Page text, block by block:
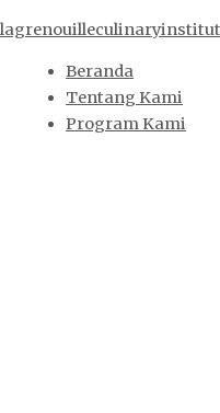
ke
konten
Beranda
Tentang Kami
Program Kami
untuk: